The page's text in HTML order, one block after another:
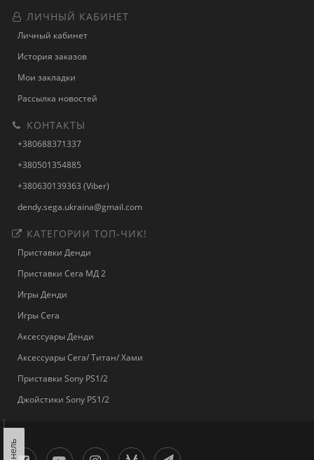
ЛИЧНЫЙ КАБИНЕТ
Личный кабинет
История заказов
Мои закладки
Рассылка новостей
КОНТАКТЫ
+380688371337
+380501354885
+380630139363 (Viber)
dendy.sega.ukraina@gmail.com
КАТЕГОРИИ ТОП-ЧИК!
Приставки Денди
Приставки Сега МД 2
Игры Денди
Игры Сега
Аксессуары Денди
Аксессуары Сега/ Титан/ Хами
Приставки Sony PS1/2
Джойстики Sony PS1/2